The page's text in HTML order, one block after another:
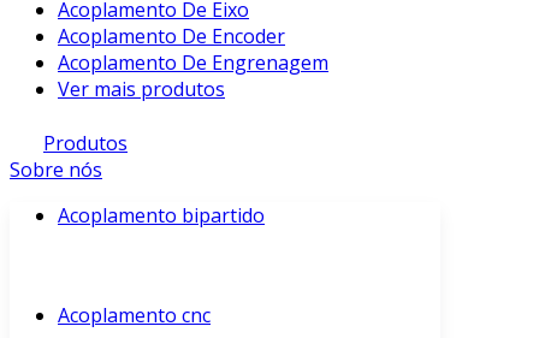
Acoplamento De Eixo
Acoplamento De Encoder
Acoplamento De Engrenagem
Ver mais produtos
Produtos
Sobre nós
Acoplamento bipartido
Acoplamento cnc